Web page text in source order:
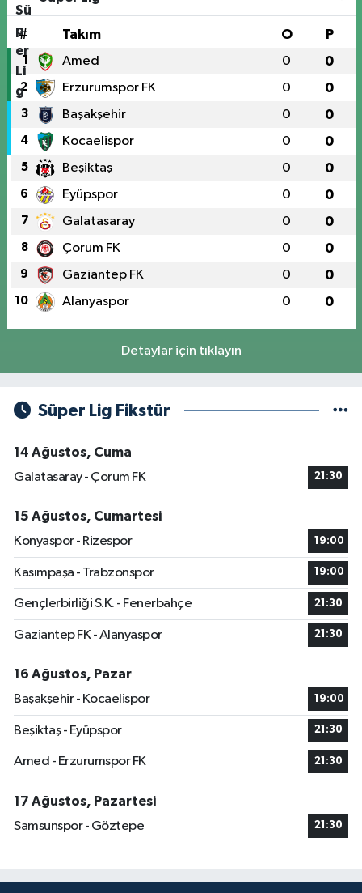
# Takım O P
1 Amed 0 0
2 Erzurumspor FK 0 0
3 Başakşehir 0 0
4 Kocaelispor 0 0
5 Beşiktaş 0 0
6 Eyüpspor 0 0
7 Galatasaray 0 0
8 Çorum FK 0 0
9 Gaziantep FK 0 0
10 Alanyaspor 0 0
Detaylar için tıklayın
Süper Lig Fikstür
14 Ağustos, Cuma
Galatasaray - Çorum FK
21:30
15 Ağustos, Cumartesi
Konyaspor - Rizespor
19:00
Kasımpaşa - Trabzonspor 19:00
Gençlerbirliği S.K. - Fenerbahçe 21:30
Gaziantep FK - Alanyaspor 21:30
16 Ağustos, Pazar
Başakşehir - Kocaelispor
19:00
Beşiktaş - Eyüpspor 21:30
Amed - Erzurumspor FK 21:30
17 Ağustos, Pazartesi
Samsunspor - Göztepe
21:30